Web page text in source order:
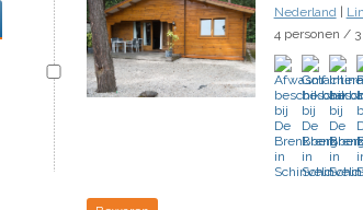
Nederland|
4 personen /